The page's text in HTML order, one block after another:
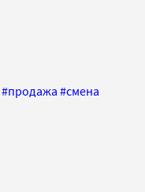
#продажа #смена